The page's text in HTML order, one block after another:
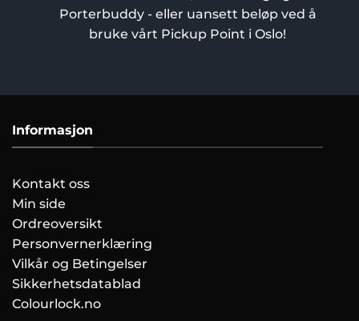
Porterbuddy - eller uansett beløp ved å
bruke vårt Pickup Point i Oslo!
Informasjon
Kontakt oss
Min side
Ordreoversikt
Personvernerklæring
Vilkår og Betingelser
Sikkerhetsdatablad
Colourlock.no